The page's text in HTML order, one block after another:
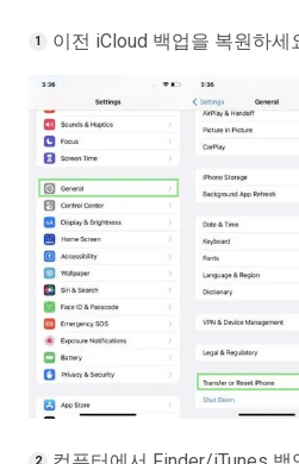
이전 iCloud 백업을 복원하세